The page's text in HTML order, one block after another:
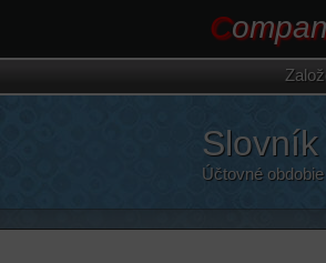
C
Účtovné obdobie